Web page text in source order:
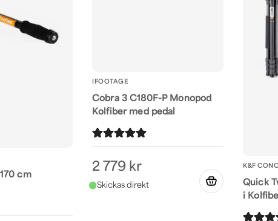
cm
IFOOTAGE
Cobra 3 C180F-P Monopod
Kolfiber med pedal
2 779 kr K&F
Quick
i